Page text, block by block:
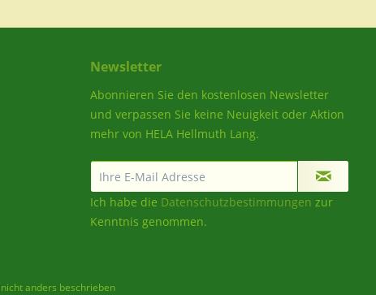
Newsletter
Abonnieren Sie den kostenlosen Newsletter
und verpassen Sie keine Neuigkeit oder Aktion
mehr von HELA Hellmuth Lang.
Ich habe die Datenschutzbestimmungen zur
Kenntnis genommen.
anders beschrieben